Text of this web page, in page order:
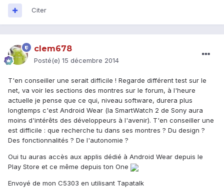
Citer
clem678
Posté(e) 15 décembre 2014
T'en conseiller une serait difficile ! Regarde différent test sur le
net, va voir les sections des montres sur le forum, à l'heure
actuelle je pense que ce qui, niveau software, durera plus
longtemps c'est Android Wear (la SmartWatch 2 de Sony aura
moins d'intérêts des développeurs à l'avenir). T'en conseiller une
est difficile : que recherche tu dans ses montres ? Du design ?
Des fonctionnalités ? De l'autonomie ?
Oui tu auras accès aux applis dédié à Android Wear depuis le
Play Store et ce même depuis ton One
Envoyé de mon C5303 en utilisant Tapatalk